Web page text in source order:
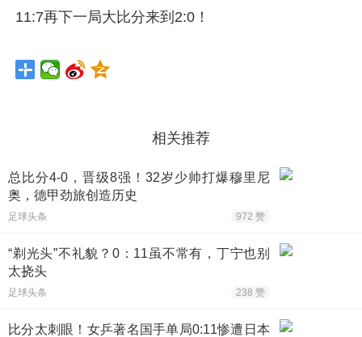
11:7再下一局大比分来到2:0！
相关推荐
总比分4-0，晋级8强！32岁少帅打爆穆里尼
奥，德甲劲旅创造历史
足球头条 972 赞
“剃光头”不礼貌？0：11虽不常有，丁宁也别
太挠头
足球头条 238 赞
比分太刺眼！女乒著名国手单局0:11惨遭日本